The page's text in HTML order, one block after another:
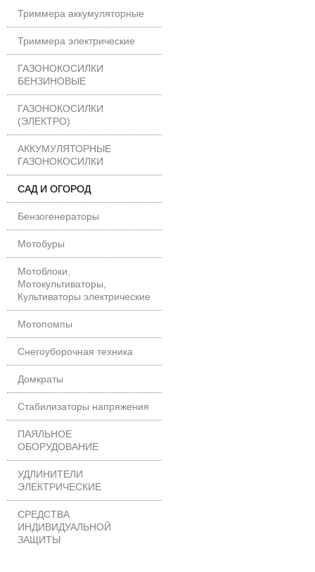
Триммера аккумуляторные
Триммера электрические
ГАЗОНОКОСИЛКИ
БЕНЗИНОВЫЕ
ГАЗОНОКОСИЛКИ
(ЭЛЕКТРО)
АККУМУЛЯТОРНЫЕ
ГАЗОНОКОСИЛКИ
САД И ОГОРОД
Бензогенераторы
Мотобуры
Мотоблоки,
Мотокультиваторы,
Культиваторы электрические
Мотопомпы
Снегоуборочная техника
Домкраты
Стабилизаторы напряжения
ПАЯЛЬНОЕ
ОБОРУДОВАНИЕ
УДЛИНИТЕЛИ
ЭЛЕКТРИЧЕСКИЕ
СРЕДСТВА
ИНДИВИДУАЛЬНОЙ
ЗАЩИТЫ